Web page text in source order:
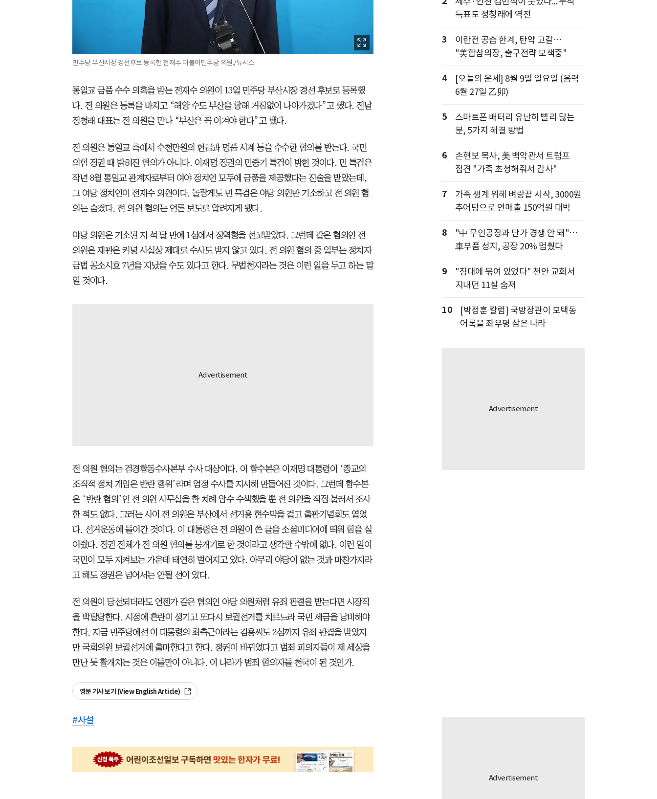
민주당 부산시장 경선후보 등록한 전재수 더불어민주당 의원./뉴시스
통일교 금품 수수 의혹을 받는 전재수 의원이 13일 민주당 부산시장 경선 후보로 등록했
다. 전 의원은 등록을 마치고 “해양 수도 부산을 향해 거침없이 나아가겠다”고 했다. 전날
정청래 대표는 전 의원을 만나 “부산은 꼭 이겨야 한다”고 했다.
전 의원은 통일교 측에서 수천만원의 현금과 명품 시계 등을 수수한 혐의를 받는다. 국민
의힘 정권 때 밝혀진 혐의가 아니다. 이재명 정권의 민중기 특검이 밝힌 것이다. 민 특검은
작년 8월 통일교 관계자로부터 여야 정치인 모두에 금품을 제공했다는 진술을 받았는데,
그 여당 정치인이 전재수 의원이다. 놀랍게도 민 특검은 야당 의원만 기소하고 전 의원 혐
의는 숨겼다. 전 의원 혐의는 언론 보도로 알려지게 됐다.
야당 의원은 기소된 지 석 달 만에 1심에서 징역형을 선고받았다. 그런데 같은 혐의인 전
의원은 재판은 커녕 사실상 제대로 수사도 받지 않고 있다. 전 의원 혐의 중 일부는 정치자
금법 공소시효 7년을 지났을 수도 있다고 한다. 무법천지라는 것은 이런 일을 두고 하는 말
일 것이다.
전 의원 혐의는 검경합동수사본부 수사 대상이다. 이 합수본은 이재명 대통령이 ‘종교의
조직적 정치 개입은 반란 행위’라며 엄정 수사를 지시해 만들어진 것이다. 그런데 합수본
은 ‘반란 혐의’인 전 의원 사무실을 한 차례 압수 수색했을 뿐 전 의원을 직접 불러서 조사
한 적도 없다. 그러는 사이 전 의원은 부산에서 선거용 현수막을 걸고 출판기념회도 열었
다. 선거운동에 들어간 것이다. 이 대통령은 전 의원이 쓴 글을 소셜미디어에 띄워 힘을 실
어줬다. 정권 전체가 전 의원 혐의를 뭉개기로 한 것이라고 생각할 수밖에 없다. 이런 일이
국민이 모두 지켜보는 가운데 태연히 벌어지고 있다. 아무리 야당이 없는 것과 마찬가지라
고 해도 정권은 넘어서는 안될 선이 있다.
전 의원이 당선되더라도 언젠가 같은 혐의인 야당 의원처럼 유죄 판결을 받는다면 시장직
을 박탈당한다. 시정에 혼란이 생기고 또다시 보궐선거를 치르느라 국민 세금을 낭비해야
한다. 지금 민주당에선 이 대통령의 최측근이라는 김용씨도 2심까지 유죄 판결을 받았지
만 국회의원 보궐선거에 출마한다고 한다. 정권이 바뀌었다고 범죄 피의자들이 제 세상을
만난 듯 활개치는 것은 이들만이 아니다. 이 나라가 범죄 혐의자들 천국이 된 것인가.
영문 기사 보기 (View English Article)
#사설
득표도 정청래에 역전
3
이란전 공습 한계, 탄약 고갈…
"美합참의장, 출구전략 모색중"
4
[오늘의 운세] 8월 9일 일요일 (음력
6월 27일 乙卯)
5
스마트폰 배터리 유난히 빨리 닳는
분, 5가지 해결 방법
6
손현보 목사, 美 백악관서 트럼프
접견 "가족 초청해줘서 감사"
7
가족 생계 위해 벼랑끝 시작, 3000원
추어탕으로 연매출 150억원 대박
8
"中 무인공장과 단가 경쟁 안 돼"…
車부품 성지, 공장 20% 멈췄다
9
"침대에 묶여 있었다" 천안 교회서
지내던 11살 숨져
10
[박정훈 칼럼] 국방장관이 모택동
어록을 좌우명 삼은 나라